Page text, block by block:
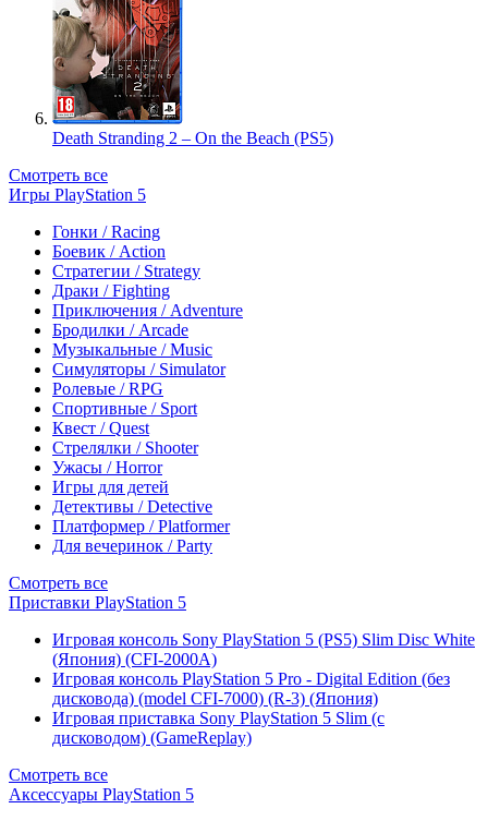
Death Stranding 2 – On the Beach (PS5)
Смотреть все
Игры PlayStation 5
Гонки / Racing
Боевик / Action
Стратегии / Strategy
Драки / Fighting
Приключения / Adventure
Бродилки / Arcade
Музыкальные / Music
Симуляторы / Simulator
Ролевые / RPG
Спортивные / Sport
Квест / Quest
Стрелялки / Shooter
Ужасы / Horror
Игры для детей
Детективы / Detective
Платформер / Platformer
Для вечеринок / Party
Смотреть все
Приставки PlayStation 5
Игровая консоль Sony PlayStation 5 (PS5) Slim Disc White
(Япония) (CFI-2000A)
Игровая консоль PlayStation 5 Pro - Digital Edition (без
дисковода) (model CFI-7000) (R-3) (Япония)
Игровая приставка Sony PlayStation 5 Slim (с
дисководом) (GameReplay)
Смотреть все
Аксессуары PlayStation 5